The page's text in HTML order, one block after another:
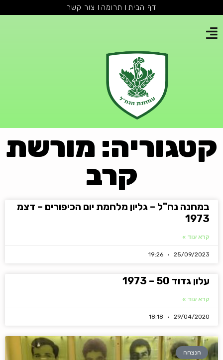
דף הבית תרומה צור קשר
קטגוריה: מורשת
קרב
במחנה נח"ל – גליון מלחמת יום הכיפורים – דצמ
1973
קרא עוד »
25/09/2023
עלון גדוד 50 – 1973
קרא עוד »
29/04/2020
הנצחה